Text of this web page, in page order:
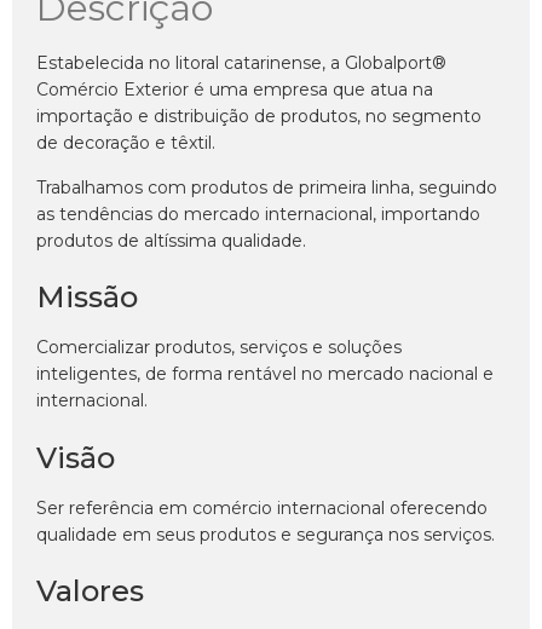
Estabelecida no litoral catarinense, a Globalport®
Comércio Exterior é uma empresa que atua na
importação e distribuição de produtos, no segmento
de decoração e têxtil.
Trabalhamos com produtos de primeira linha, seguindo
as tendências do mercado internacional, importando
produtos de altíssima qualidade.
Missão
Comercializar produtos, serviços e soluções
inteligentes, de forma rentável no mercado nacional e
internacional.
Visão
Ser referência em comércio internacional oferecendo
qualidade em seus produtos e segurança nos serviços.
Valores